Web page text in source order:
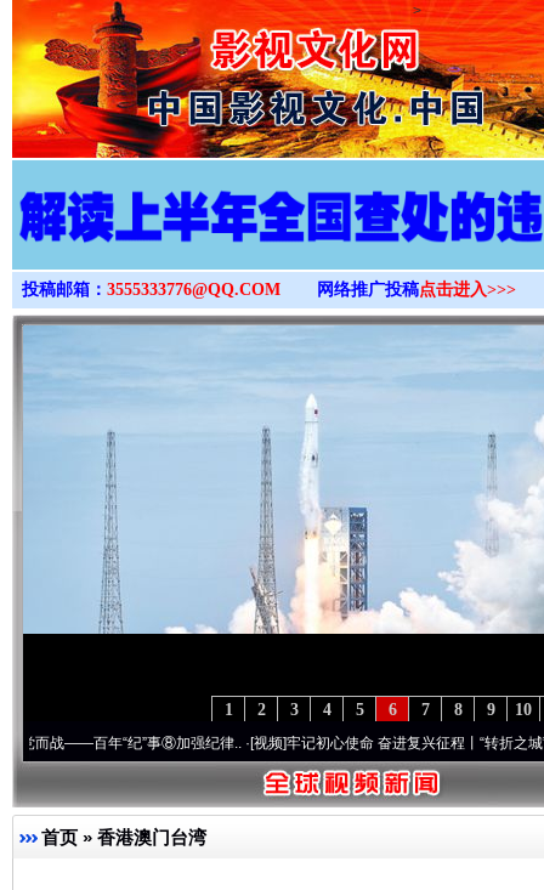
>
投稿邮箱： 3555333776@QQ.COM 网络推广投稿点击进入>>>
10
9
8
7
6
5
4
3
2
1
百年“纪”事⑧加强纪律..·[视频]牢记初心使命 奋进复兴征程丨“转折之城”激荡..·[视
首页 » 香港澳门台湾